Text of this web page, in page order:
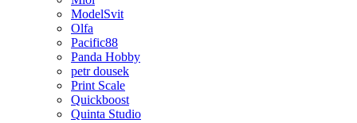
ModelSvit
Olfa
Pacific88
Panda Hobby
petr dousek
Print Scale
Quickboost
Quinta Studio